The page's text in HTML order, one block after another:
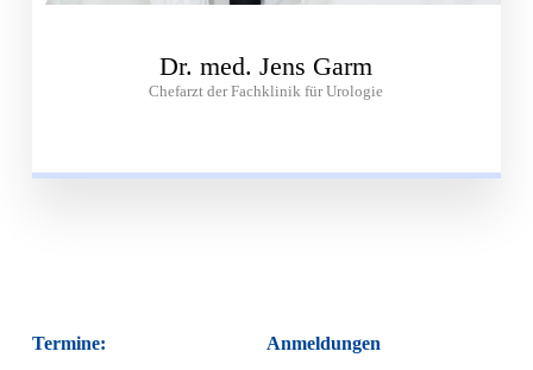
Dr. med. Jens Garm
Chefarzt der Fachklinik für Urologie
Termine:
Anmeldungen